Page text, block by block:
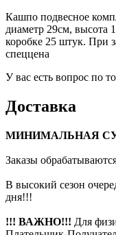
Кашпо подвесное
диаметр 29см, высота
коробке 25 штук. При
спеццена
У вас есть вопрос по
Доставка
МИНИМАЛЬНАЯ
Заказы
В высокий сезон
дня!!!
!!! ВАЖНО!!! Для